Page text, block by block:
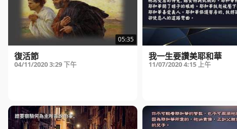
05:35
復活節
04/11/20203:29 下午
我一生要讚美耶和華
11/07/20204:15 上午